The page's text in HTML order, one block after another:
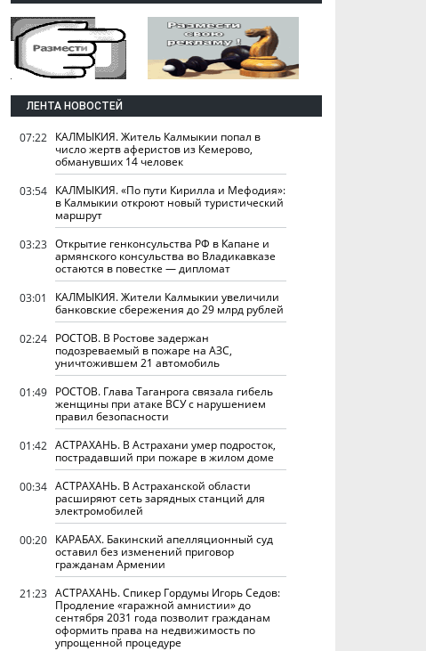
ЛЕНТА НОВОСТЕЙ
07:22 КАЛМЫКИЯ. Житель Калмыкии попал в
число жертв аферистов из Кемерово,
обманувших 14 человек
03:54 КАЛМЫКИЯ. «По пути Кирилла и Мефодия»:
в Калмыкии откроют новый туристический
маршрут
03:23 Открытие генконсульства РФ в Капане и
армянского консульства во Владикавказе
остаются в повестке — дипломат
03:01
КАЛМЫКИЯ. Жители Калмыкии увеличили
банковские сбережения до 29 млрд рублей
02:24 РОСТОВ. В Ростове задержан
подозреваемый в пожаре на АЗС,
уничтожившем 21 автомобиль
01:49 РОСТОВ. Глава Таганрога связала гибель
женщины при атаке ВСУ с нарушением
правил безопасности
01:42 АСТРАХАНЬ. В Астрахани умер подросток,
пострадавший при пожаре в жилом доме
00:34 АСТРАХАНЬ. В Астраханской области
расширяют сеть зарядных станций для
электромобилей
00:20 КАРАБАХ. Бакинский апелляционный суд
оставил без изменений приговор
гражданам Армении
21:23 АСТРАХАНЬ. Спикер Гордумы Игорь Седов:
Продление «гаражной амнистии» до
сентября 2031 года позволит гражданам
оформить права на недвижимость по
упрощенной процедуре